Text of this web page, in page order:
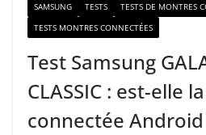
SAMSUNG TESTS
TESTS DE MONTRES
TESTS MONTRES CONNECTÉES
Test Samsung
CLASSIC : est-elle
connectée